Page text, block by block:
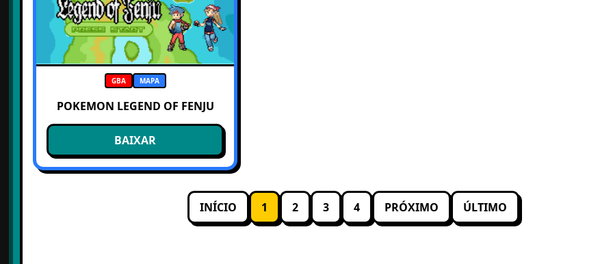
GBA MAPA
POKEMON LEGEND OF FENJU
BAIXAR
INÍCIO 1 2 3 4 PRÓXIMO ÚLTIMO